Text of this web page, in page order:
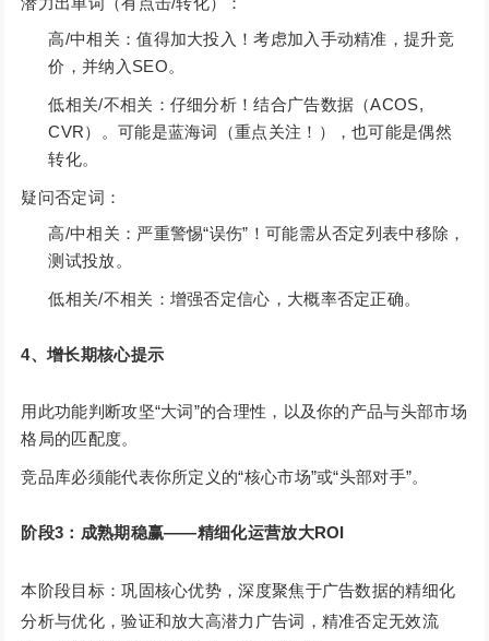
高/中相关：值得加大投入！考虑加入手动精准，提升竞
价，并纳入SEO。
低相关/不相关：仔细分析！结合广告数据（ACOS,
CVR）。可能是蓝海词（重点关注！），也可能是偶然
转化。
疑问否定词：
高/中相关：严重警惕“误伤”！可能需从否定列表中移除，
测试投放。
低相关/不相关：增强否定信心，大概率否定正确。
4、增长期核心提示
用此功能判断攻坚“大词”的合理性，以及你的产品与头部市场
格局的匹配度。
竞品库必须能代表你所定义的“核心市场”或“头部对手”。
阶段3：成熟期稳赢——精细化运营放大ROI
本阶段目标：巩固核心优势，深度聚焦于广告数据的精细化
分析与优化，验证和放大高潜力广告词，精准否定无效流